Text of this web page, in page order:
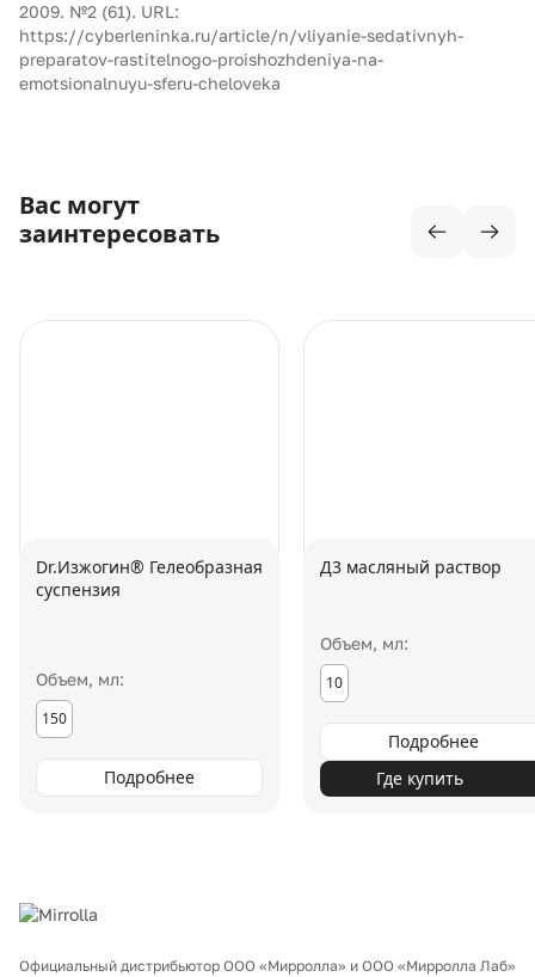
2009. №2 (61). URL:
https://cyberleninka.ru/article/n/vliyanie-sedativnyh-
preparatov-rastitelnogo-proishozhdeniya-na-
emotsionalnuyu-sferu-cheloveka
Вас могут
заинтересовать
Dr.Изжогин® Гелеобразная
суспензия
Объем, мл:
150
Подробнее
Д3 масляный раствор
Объем, мл:
10
Подробнее
Где купить
Официальный дистрибьютор ООО «Мирролла» и ООО «Мирролла Лаб»